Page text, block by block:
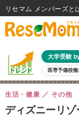
大学受験
医専予備校
親子で考える大学選び
共通テスト 夏休み
8月開催イベント・WS
ディズニーリ
生活・健康 その他
リセマム メンバーズ